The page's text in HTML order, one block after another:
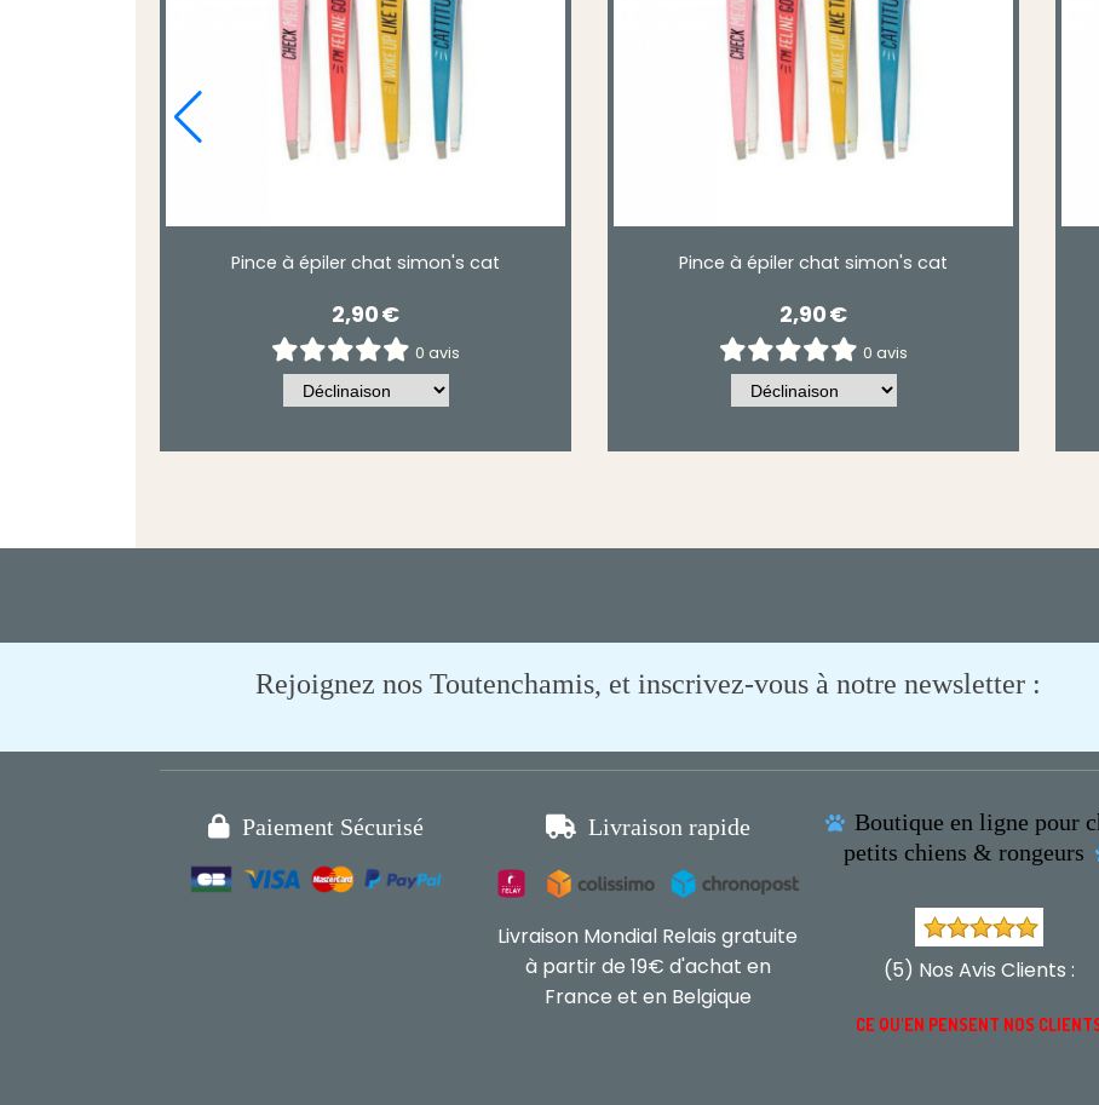
Pince à épiler chat simon's cat
2,90€
0 avis
Pince à épiler chat simon's cat
2,90€
0 avis
Rejoignez nos Toutenchamis, et inscrivez-vous à notre newsletter :
 Paiement Sécurisé  Livraison rapide
Livraison Mondial Relais gratuite
à partir de 19€ d'achat en
France et en Belgique
 Boutique en ligne pour
petits chiens & rongeurs
(5) Nos Avis Clients :
CE QU'EN PENSENT NOS